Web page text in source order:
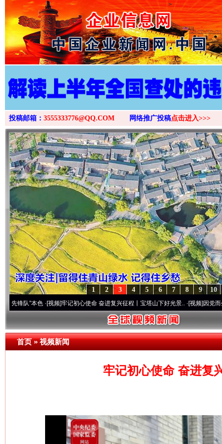
>
投稿邮箱： 3555333776@QQ.COM 网络推广投稿点击进入>>>
10
9
8
7
6
5
4
3
2
1
·[视频]牢记初心使命 奋进复兴征程丨宝塔山下好光景..·[视频]因党而生 为党而
首页»视频新闻
牢记初心使命 奋进复